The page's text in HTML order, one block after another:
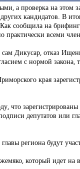
а проверка на этом
кандидатов. В
сообщила на
практически всеми
Дикусар, отказ
с нормой
края
что
депутатов или
региона будут
который идет